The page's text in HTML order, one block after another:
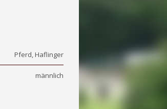
Pferd, Haflinger
männlich